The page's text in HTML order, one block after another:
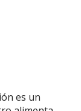
es un